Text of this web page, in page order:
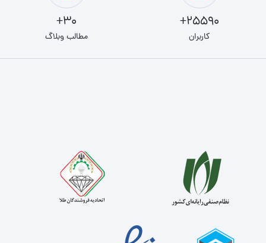
25590+
کاربران
30+
مطالب وبلاگ